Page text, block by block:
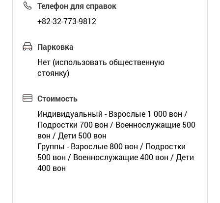
Телефон для справок
+82-32-773-9812
Парковка
Нет (использовать общественную
стоянку)
Стоимость
Индивидуальный - Взрослые 1 000 вон /
Подростки 700 вон / Военнослужащие 500
вон / Дети 500 вон
Группы - Взрослые 800 вон / Подростки
500 вон / Военнослужащие 400 вон / Дети
400 вон